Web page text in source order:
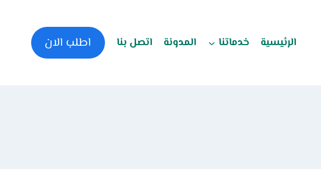
الرئيسية خدماتنا المدونة اتصل بنا اطلب الان